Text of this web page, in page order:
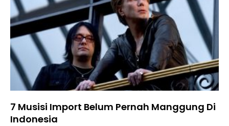
7 Musisi Import Belum Pernah Manggung Di
Indonesia